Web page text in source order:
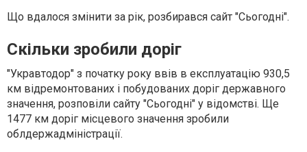
Що вдалося змінити за рік, розбирався сайт "Сьогодні".
Скільки зробили доріг
"Укравтодор" з початку року ввів в експлуатацію 930,5
км відремонтованих і побудованих доріг державного
значення, розповіли сайту "Сьогодні" у відомстві. Ще
1477 км доріг місцевого значення зробили
облдержадміністрації.